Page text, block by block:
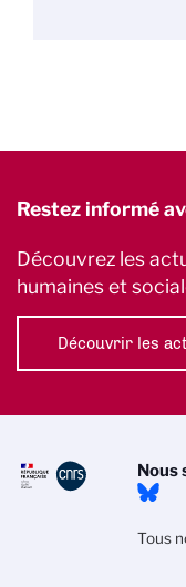
Restez informé
Découvrez les
humaines et
Découvrir les
Nous
Tous